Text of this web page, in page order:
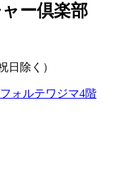
ー倶楽部
日除く）
ォルテワジマ4階